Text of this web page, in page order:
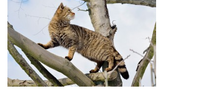
Impressum